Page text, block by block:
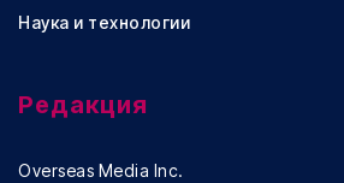
Наука и технологии
Редакция
Overseas Media Inc.